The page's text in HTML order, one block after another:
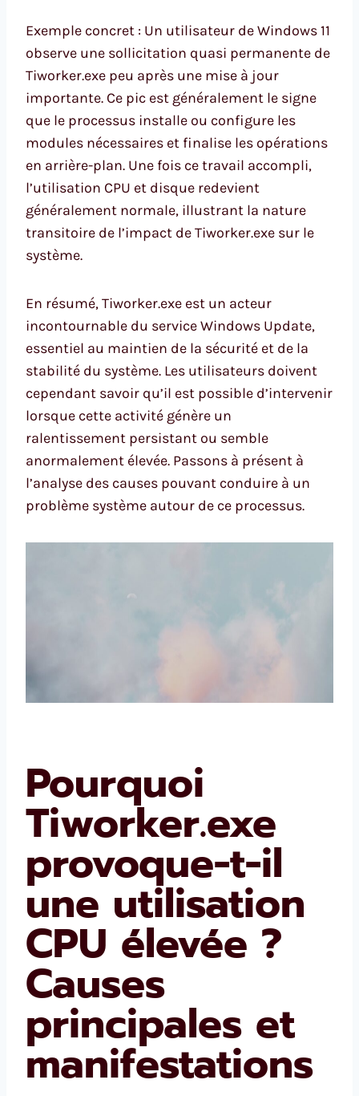
Exemple concret : Un utilisateur de Windows 11
observe une sollicitation quasi permanente de
Tiworker.exe peu après une mise à jour
importante. Ce pic est généralement le signe
que le processus installe ou configure les
modules nécessaires et finalise les opérations
en arrière-plan. Une fois ce travail accompli,
l’utilisation CPU et disque redevient
généralement normale, illustrant la nature
transitoire de l’impact de Tiworker.exe sur le
système.
En résumé, Tiworker.exe est un acteur
incontournable du service Windows Update,
essentiel au maintien de la sécurité et de la
stabilité du système. Les utilisateurs doivent
cependant savoir qu’il est possible d’intervenir
lorsque cette activité génère un
ralentissement persistant ou semble
anormalement élevée. Passons à présent à
l’analyse des causes pouvant conduire à un
problème système autour de ce processus.
Pourquoi
Tiworker.exe
provoque-t-il
une utilisation
CPU élevée ?
Causes
principales et
manifestations